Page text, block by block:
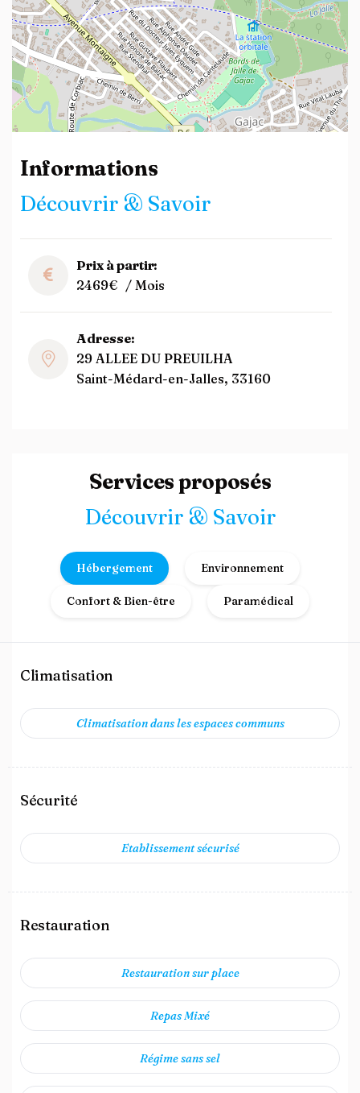
Leaflet| ©OpenStreetMapcontributors
Informations
Découvrir & Savoir
Prix à partir:
2469€ / Mois
Adresse:
29 ALLEE DU PREUILHA
Saint-Médard-en-Jalles, 33160
Services proposés
Découvrir & Savoir
Hébergement Environnement
Confort & Bien-être Paramédical
Climatisation
Climatisation dans les espaces communs
Sécurité
Etablissement sécurisé
Restauration
Restauration sur place
Repas Mixé
Régime sans sel